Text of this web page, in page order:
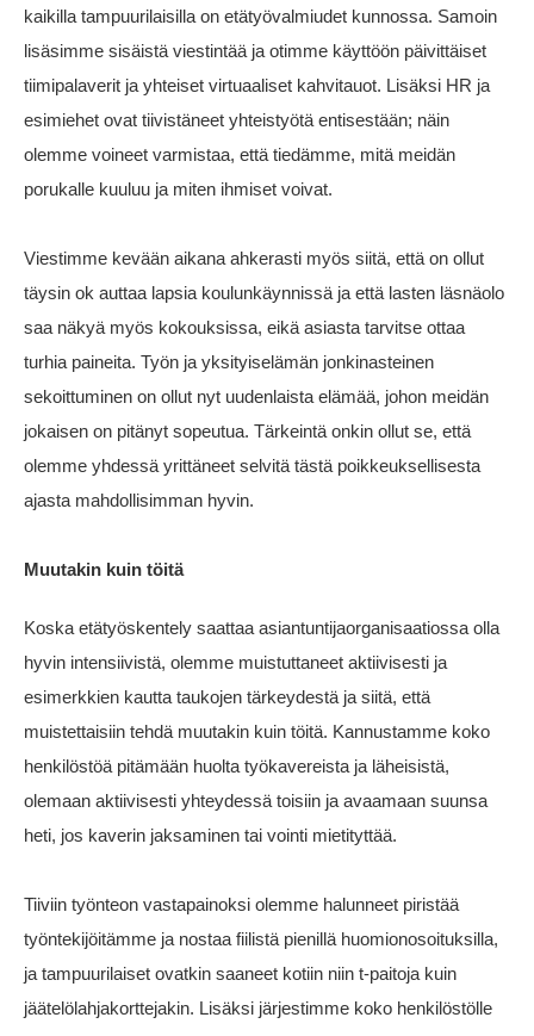
kaikilla tampuurilaisilla on etätyövalmiudet kunnossa. Samoin
lisäsimme sisäistä viestintää ja otimme käyttöön päivittäiset
tiimipalaverit ja yhteiset virtuaaliset kahvitauot. Lisäksi HR ja
esimiehet ovat tiivistäneet yhteistyötä entisestään; näin
olemme voineet varmistaa, että tiedämme, mitä meidän
porukalle kuuluu ja miten ihmiset voivat.
Viestimme kevään aikana ahkerasti myös siitä, että on ollut
täysin ok auttaa lapsia koulunkäynnissä ja että lasten läsnäolo
saa näkyä myös kokouksissa, eikä asiasta tarvitse ottaa
turhia paineita. Työn ja yksityiselämän jonkinasteinen
sekoittuminen on ollut nyt uudenlaista elämää, johon meidän
jokaisen on pitänyt sopeutua. Tärkeintä onkin ollut se, että
olemme yhdessä yrittäneet selvitä tästä poikkeuksellisesta
ajasta mahdollisimman hyvin.
Muutakin kuin töitä
Koska etätyöskentely saattaa asiantuntijaorganisaatiossa olla
hyvin intensiivistä, olemme muistuttaneet aktiivisesti ja
esimerkkien kautta taukojen tärkeydestä ja siitä, että
muistettaisiin tehdä muutakin kuin töitä. Kannustamme koko
henkilöstöä pitämään huolta työkavereista ja läheisistä,
olemaan aktiivisesti yhteydessä toisiin ja avaamaan suunsa
heti, jos kaverin jaksaminen tai vointi mietityttää.
Tiiviin työnteon vastapainoksi olemme halunneet piristää
työntekijöitämme ja nostaa fiilistä pienillä huomionosoituksilla,
ja tampuurilaiset ovatkin saaneet kotiin niin t-paitoja kuin
jäätelölahjakorttejakin. Lisäksi järjestimme koko henkilöstölle